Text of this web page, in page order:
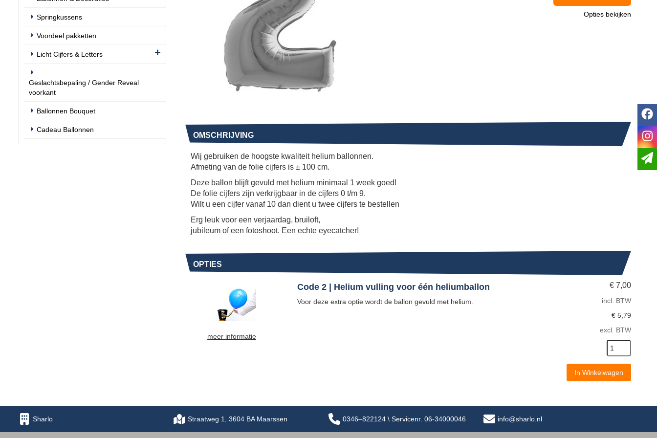
Springkussens
Voordeel pakketten
Licht Cijfers & Letters
Geslachtsbepaling / Gender Reveal
voorkant
Ballonnen Bouquet
Cadeau Ballonnen
Opties bekijken
OMSCHRIJVING
Wij gebruiken de hoogste kwaliteit helium ballonnen.
Afmeting van de folie cijfers is ± 100 cm.
Deze ballon blijft gevuld met helium minimaal 1 week goed!
De folie cijfers zijn verkrijgbaar in de cijfers 0 t/m 9.
Wilt u een cijfer vanaf 10 dan dient u twee cijfers te bestellen
Erg leuk voor een verjaardag, bruiloft,
jubileum of een fotoshoot. Een echte eyecatcher!
OPTIES
meer informatie
€ 7,00
incl. BTW
€ 5,79
excl. BTW
In Winkelwagen
Code 2 | Helium vulling voor één heliumballon
Voor deze extra optie wordt de ballon gevuld met helium.
Sharlo Straatweg 1, 3604 BA Maarssen 0346–822124 \ Servicenr. 06-34000046 info@sharlo.nl